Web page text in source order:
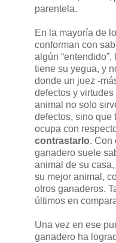
parentela.
En la mayoría de
conforman con
algún
tiene su yegua, y
donde un juez -
defectos y
animal no solo
defectos, sino que
ocupa con
contrastarlo. Con
ganadero suele
animal de su
su mejor animal,
otros ganaderos.
últimos en
Una vez en ese
ganadero ha